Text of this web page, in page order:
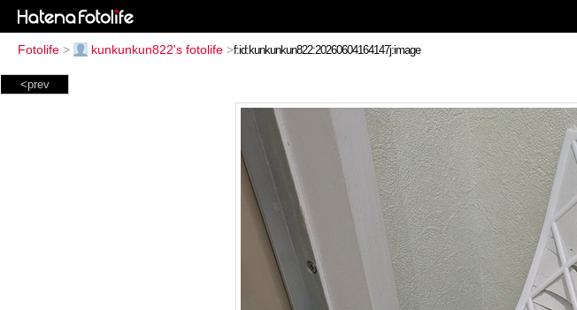
Fotolife > kunkunkun822's fotolife >
<prev